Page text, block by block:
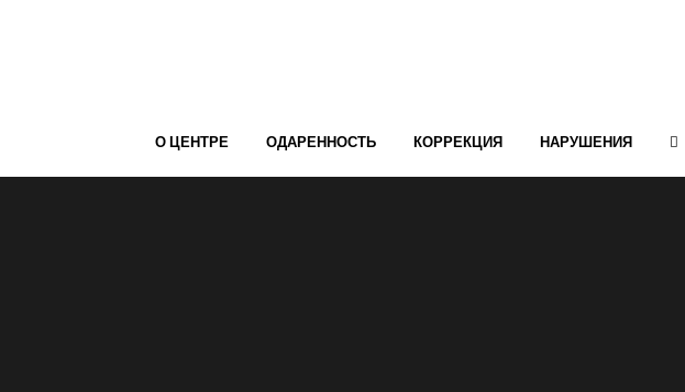
О ЦЕНТРЕ ОДАРЕННОСТЬ КОРРЕКЦИЯ НАРУШЕНИЯ